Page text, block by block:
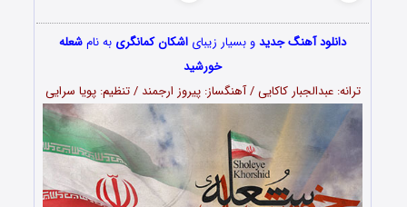
دانلود آهنگ جدیدو بسیار زیبای اشکان کمانگری به نامشعله
خورشید
ترانه: عبدالجبار کاکایی / آهنگساز: پیروز ارجمند / تنظیم: پویا سرایی